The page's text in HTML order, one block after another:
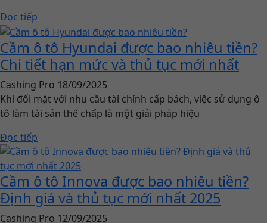
Đọc tiếp
Cầm ô tô Hyundai được bao nhiêu tiền?
Chi tiết hạn mức và thủ tục mới nhất
Cashing Pro 18/09/2025
Khi đối mặt với nhu cầu tài chính cấp bách, việc sử dụng ô
tô làm tài sản thế chấp là một giải pháp hiệu
Đọc tiếp
Cầm ô tô Innova được bao nhiêu tiền?
Định giá và thủ tục mới nhất 2025
Cashing Pro 12/09/2025